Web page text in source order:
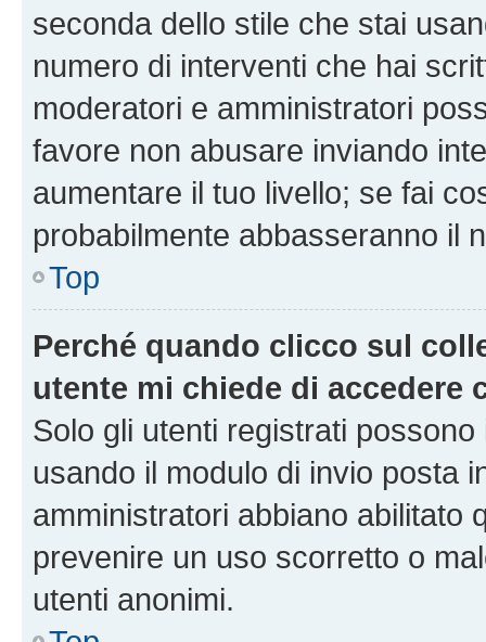
seconda dello stile che stai
numero di interventi che hai
moderatori e amministratori
favore non abusare inviando
aumentare il tuo livello; se fai
probabilmente abbasseranno il
Top
Perché quando clicco sul
utente mi chiede di accedere
Solo gli utenti registrati
usando il modulo di invio posta
amministratori abbiano abilitato
prevenire un uso scorretto o
utenti anonimi.